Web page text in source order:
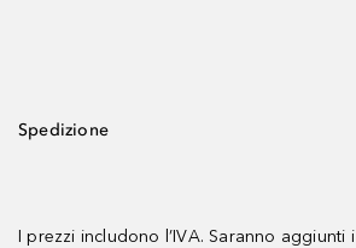
Spedizione
I prezzi includono l’IVA. Saranno aggiunti i